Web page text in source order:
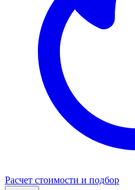
Расчет стоимости и подбор